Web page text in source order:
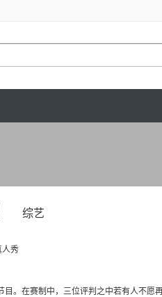
综艺
人秀
目。在赛制中，三位评判之中若有人不